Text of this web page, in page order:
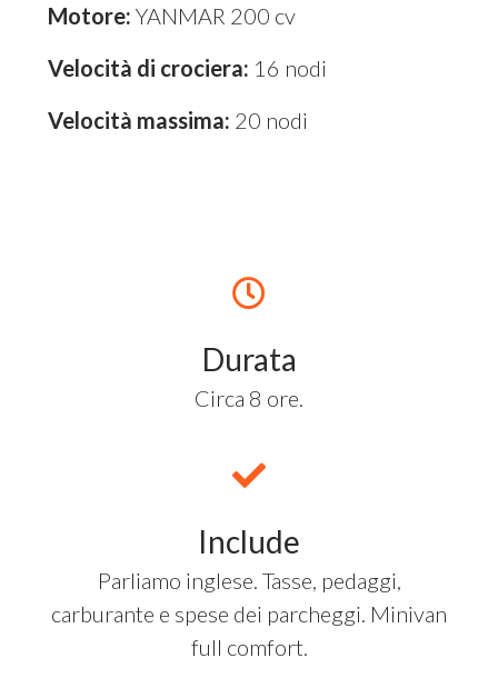
Motore: YANMAR 200 cv
Velocità di crociera: 16 nodi
Velocità massima: 20 nodi
Durata
Circa 8 ore.
Include
Parliamo inglese. Tasse, pedaggi,
carburante e spese dei parcheggi. Minivan
full comfort.